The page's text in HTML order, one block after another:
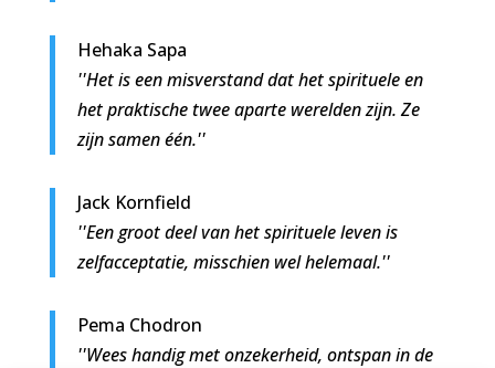
Hehaka Sapa
''Het is een misverstand dat het spirituele en
het praktische twee aparte werelden zijn. Ze
zijn samen één.''
Jack Kornfield
''Een groot deel van het spirituele leven is
zelfacceptatie, misschien wel helemaal.''
Pema Chodron
''Wees handig met onzekerheid, ontspan in de